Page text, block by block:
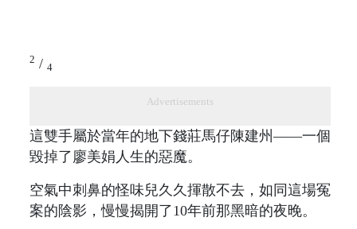
2 / 4
Advertisements
這雙手屬於當年的地下錢莊馬仔陳建州——一個
毀掉了廖美娟人生的惡魔。
空氣中刺鼻的怪味兒久久揮散不去，如同這場冤
案的陰影，慢慢揭開了10年前那黑暗的夜晚。